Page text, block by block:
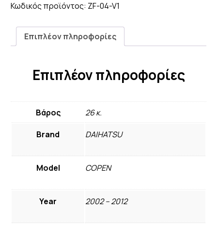
Κωδικός προϊόντος: ZF-04-V1
Επιπλέον πληροφορίες
Επιπλέον πληροφορίες
Βάρος 26 κ.
Brand DAIHATSU
Model COPEN
Year 2002 – 2012